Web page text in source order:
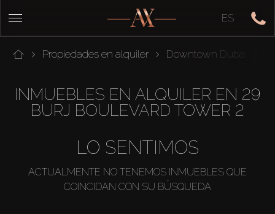
ES
Propiedades en alquiler Downtown Dubai
INMUEBLES EN ALQUILER EN 29
BURJ BOULEVARD TOWER 2
LO SENTIMOS
ACTUALMENTE NO TENEMOS INMUEBLES QUE
COINCIDAN CON SU BÚSQUEDA